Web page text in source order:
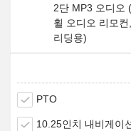
2단 MP3 오디오
휠 오디오 리모
리딩용)
PTO
10.25인치 내비게이